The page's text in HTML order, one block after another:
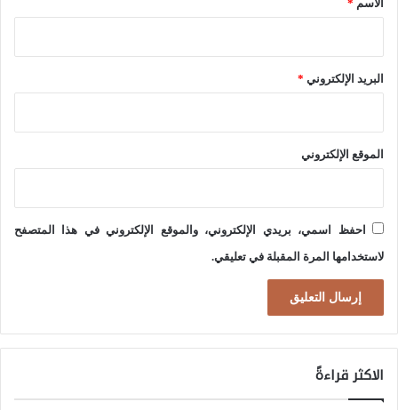
س
ت
ر
ا
ط
ب
ع
ل
ل
ر
ي
ع
ل
الاسم *
البريد الإلكتروني *
الموقع الإلكتروني
احفظ اسمي، بريدي الإلكتروني، والموقع الإلكتروني في هذا المتصفح
لاستخدامها المرة المقبلة في تعليقي.
الاكثر قراءةً